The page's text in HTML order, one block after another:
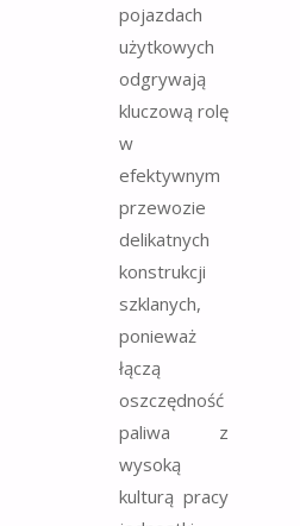
pojazdach
użytkowych
odgrywają
kluczową rolę
w
efektywnym
przewozie
delikatnych
konstrukcji
szklanych,
ponieważ
łączą
oszczędność
paliwa z
wysoką
kulturą pracy